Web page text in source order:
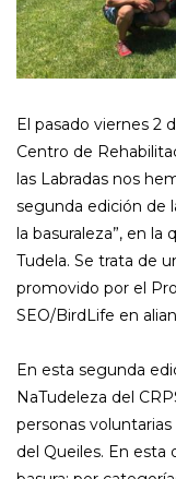
El pasado viernes 2
Centro de
las Labradas nos
segunda edición de
la basuraleza”, en
Tudela. Se trata de
promovido por el
SEO/BirdLife en
En esta segunda
NaTudeleza del
personas
del Queiles. En esta